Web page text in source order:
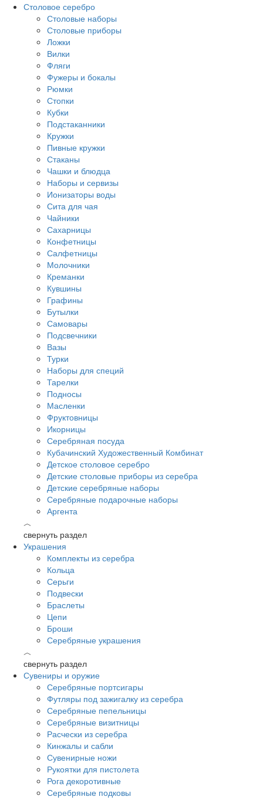
Столовое серебро
Столовые наборы
Столовые приборы
Ложки
Вилки
Фляги
Фужеры и бокалы
Рюмки
Стопки
Кубки
Подстаканники
Кружки
Пивные кружки
Стаканы
Чашки и блюдца
Наборы и сервизы
Ионизаторы воды
Сита для чая
Чайники
Сахарницы
Конфетницы
Салфетницы
Молочники
Креманки
Кувшины
Графины
Бутылки
Самовары
Подсвечники
Вазы
Турки
Наборы для специй
Тарелки
Подносы
Масленки
Фруктовницы
Икорницы
Серебряная посуда
Кубачинский Художественный Комбинат
Детское столовое серебро
Детские столовые приборы из серебра
Детские серебряные наборы
Серебряные подарочные наборы
Аргента
︿
свернуть раздел
Украшения
Комплекты из серебра
Кольца
Серьги
Подвески
Браслеты
Цепи
Броши
Серебряные украшения
︿
свернуть раздел
Сувениры и оружие
Серебряные портсигары
Футляры под зажигалку из серебра
Серебряные пепельницы
Серебряные визитницы
Расчески из серебра
Кинжалы и сабли
Сувенирные ножи
Рукоятки для пистолета
Рога декоротивные
Серебряные подковы